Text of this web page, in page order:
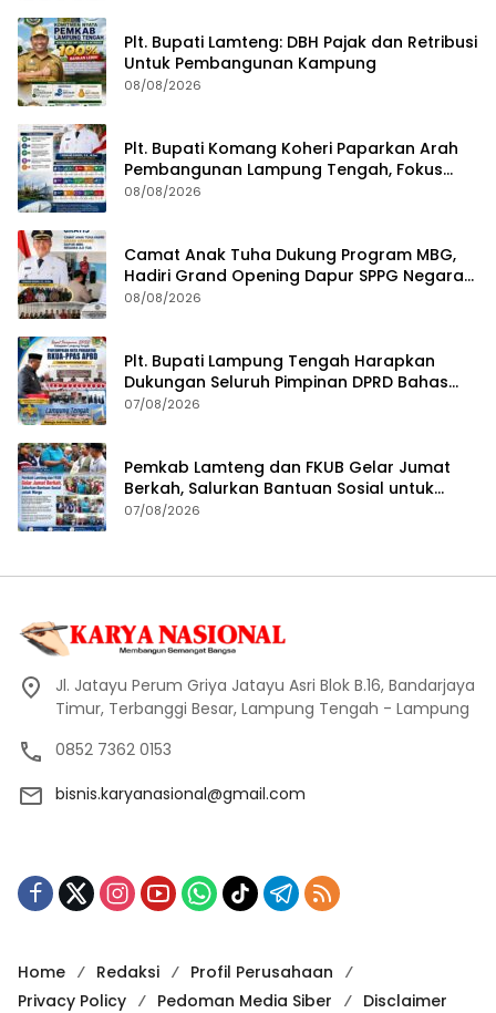
Plt. Bupati Lamteng: DBH Pajak dan Retribusi
Untuk Pembangunan Kampung
08/08/2026
Plt. Bupati Komang Koheri Paparkan Arah
Pembangunan Lampung Tengah, Fokus
pada SDM, Ekonomi, Infrastruktur dan
08/08/2026
Camat Anak Tuha Dukung Program MBG,
Hadiri Grand Opening Dapur SPPG Negara
Aji Tua Lampung Tengah
08/08/2026
Plt. Bupati Lampung Tengah Harapkan
Dukungan Seluruh Pimpinan DPRD Bahas
RKUA-PPAS APBD Tahun 2027
07/08/2026
Pemkab Lamteng dan FKUB Gelar Jumat
Berkah, Salurkan Bantuan Sosial untuk
Warga
07/08/2026
Jl. Jatayu Perum Griya Jatayu Asri Blok B.16, Bandarjaya
Timur, Terbanggi Besar, Lampung Tengah - Lampung
0852 7362 0153
bisnis.karyanasional@gmail.com
Home Redaksi
Profil Perusahaan
Privacy Policy
Pedoman Media Siber Disclaimer